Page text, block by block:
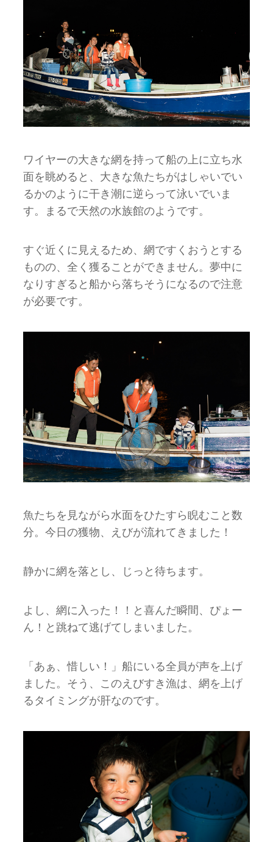
ワイヤーの大きな網を持って船の上に立ち水
面を眺めると、大きな魚たちがはしゃいでい
るかのように干き潮に逆らって泳いでいま
す。まるで天然の水族館のようです。
すぐ近くに見えるため、網ですくおうとする
ものの、全く獲ることができません。夢中に
なりすぎると船から落ちそうになるので注意
が必要です。
魚たちを見ながら水面をひたすら睨むこと数
分。今日の獲物、えびが流れてきました！
静かに網を落とし、じっと待ちます。
よし、網に入った！！と喜んだ瞬間、ぴょー
ん！と跳ねて逃げてしまいました。
「あぁ、惜しい！」船にいる全員が声を上げ
ました。そう、このえびすき漁は、網を上げ
るタイミングが肝なのです。